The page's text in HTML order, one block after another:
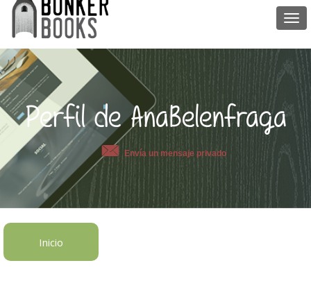
Perfil de AnaBelenfraga
Envía un mensaje privado
Inicio